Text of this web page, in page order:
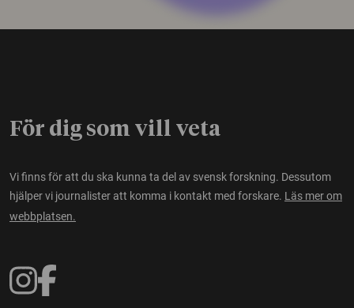
För dig som vill veta
Vi finns för att du ska kunna ta del av svensk forskning. Dessutom
hjälper vi journalister att komma i kontakt med forskare. Läs mer om
webbplatsen.